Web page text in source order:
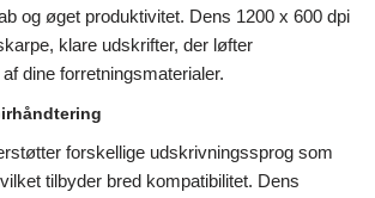
og øget produktivitet. Dens 1200 x 600 dpi
klare udskrifter, der løfter
​​dine forretningsmaterialer.
forskellige udskrivningssprog som
tilbyder bred kompatibilitet. Dens